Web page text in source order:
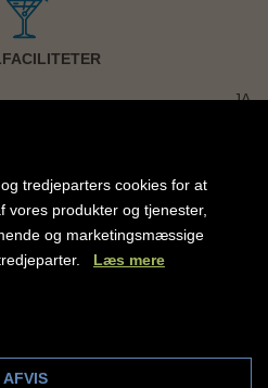
JA
tredjeparters cookies for at
vores produkter og tjenester,
og marketingsmæssige
Læs mere
AFVIS